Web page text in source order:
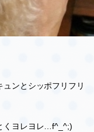
ンとシッポフリフリ
くヨレヨレ…f^_^;)